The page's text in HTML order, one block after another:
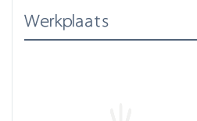
Werkplaats